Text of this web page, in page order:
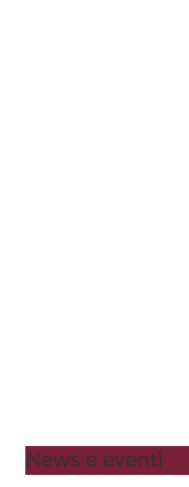
News e eventi